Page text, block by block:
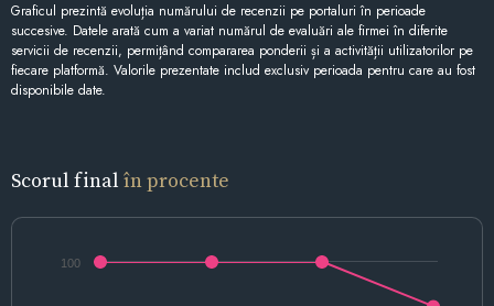
Graficul prezintă evoluția numărului de recenzii pe portaluri în perioade
succesive. Datele arată cum a variat numărul de evaluări ale firmei în diferite
servicii de recenzii, permițând compararea ponderii și a activității utilizatorilor pe
fiecare platformă. Valorile prezentate includ exclusiv perioada pentru care au fost
disponibile date.
Scorul final în procente
100